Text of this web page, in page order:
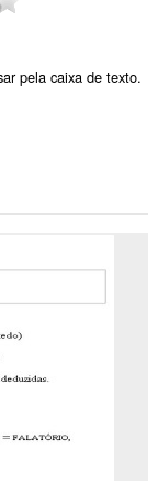
pela caixa de texto.